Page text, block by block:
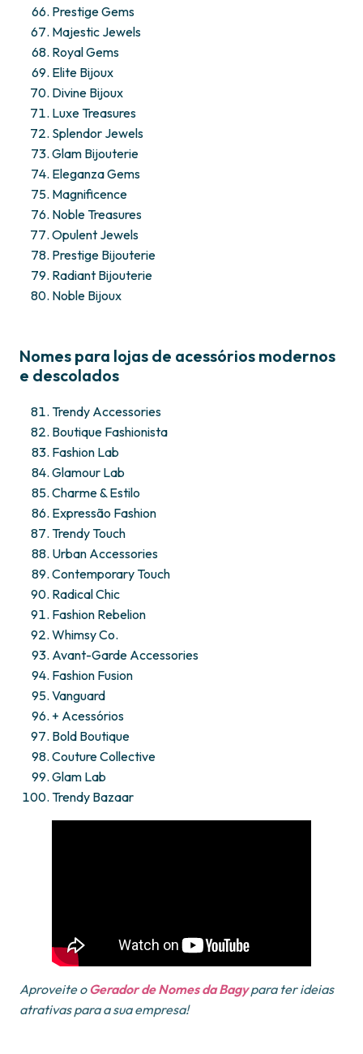
Prestige Gems
Majestic Jewels
Royal Gems
Elite Bijoux
Divine Bijoux
Luxe Treasures
Splendor Jewels
Glam Bijouterie
Eleganza Gems
Magnificence
Noble Treasures
Opulent Jewels
Prestige Bijouterie
Radiant Bijouterie
Noble Bijoux
Nomes para lojas de acessórios modernos
e descolados
Trendy Accessories
Boutique Fashionista
Fashion Lab
Glamour Lab
Charme & Estilo
Expressão Fashion
Trendy Touch
Urban Accessories
Contemporary Touch
Radical Chic
Fashion Rebelion
Whimsy Co.
Avant-Garde Accessories
Fashion Fusion
Vanguard
+ Acessórios
Bold Boutique
Couture Collective
Glam Lab
Trendy Bazaar
Aproveite oGerador de Nomes da Bagy para ter ideias
atrativas para a sua empresa!